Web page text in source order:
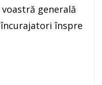
generală
înspre